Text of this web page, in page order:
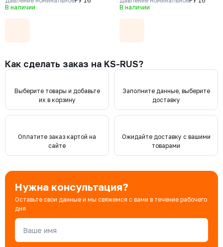
В наличии
В наличии
Как сделать заказ на KS-RUS?
Выберите товары и добавьте
их в корзину
Заполните данные, выберите
доставку
Оплатите заказ картой на
сайте
Ожидайте доставку с вашими
товарами
Нужна консультация?
Оставьте свои данные и мы свяжемся с вами в течение рабочего
дня
Ваше имя